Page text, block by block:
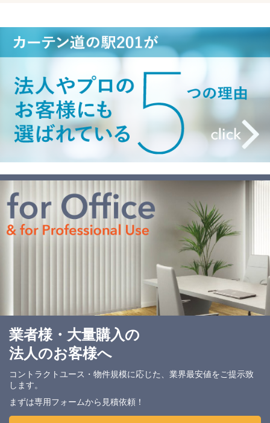
業者様・大量購入の
法人のお客様へ
コントラクトユース・物件規模に応じた、業界最安値をご提示致
します。
まずは専用フォームから見積依頼！